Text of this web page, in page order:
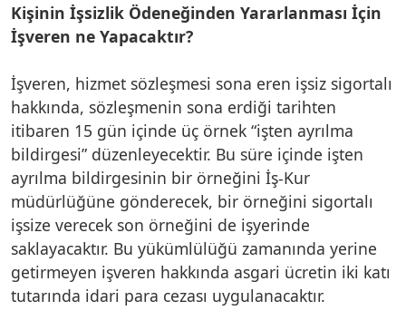
Kişinin İşsizlik Ödeneğinden Yararlanması İçin
İşveren ne Yapacaktır?
İşveren, hizmet sözleşmesi sona eren işsiz sigortalı
hakkında, sözleşmenin sona erdiği tarihten
itibaren 15 gün içinde üç örnek “işten ayrılma
bildirgesi” düzenleyecektir. Bu süre içinde işten
ayrılma bildirgesinin bir örneğini İş-Kur
müdürlüğüne gönderecek, bir örneğini sigortalı
işsize verecek son örneğini de işyerinde
saklayacaktır. Bu yükümlülüğü zamanında yerine
getirmeyen işveren hakkında asgari ücretin iki katı
tutarında idari para cezası uygulanacaktır.